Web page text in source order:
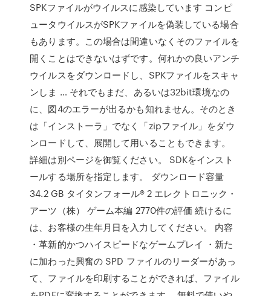
SPKファイルがウイルスに感染しています コンピ
ュータウイルスがSPKファイルを偽装している場合
もあります。この場合は間違いなくそのファイルを
開くことはできないはずです。何れかの良いアンチ
ウイルスをダウンロードし、SPKファイルをスキャ
ンしま … それでもまだ、あるいは32bit環境なの
に、図4のエラーが出るかも知れません。そのとき
は「インストーラ」でなく「zipファイル」をダウ
ンロードして、展開して用いることもできます。
詳細は別ページを御覧ください。 SDKをインスト
ールする場所を指定します。 ダウンロード容量
34.2 GB タイタンフォール® 2 エレクトロニック・
アーツ（株） ゲーム本編 2770件の評価 続けるに
は、お客様の生年月日を入力してください。 内容
・革新的かつハイスピードなゲームプレイ ・新た
に加わった興奮の SPD ファイルのリーダーがあっ
て、ファイルを印刷することができれば、ファイル